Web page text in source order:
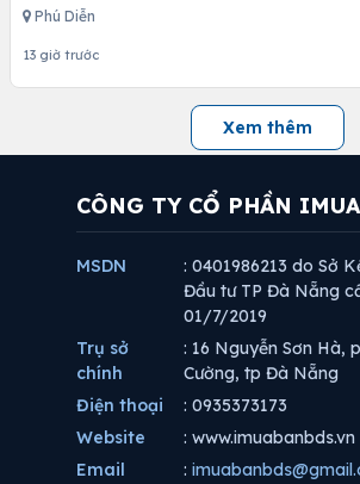
Phú Diễn
13 giờ trước
Xem thêm
CÔNG TY CỔ PHẦN
MSDN
: 0401986213 do Sở
Đầu tư TP Đà Nẵng
01/7/2019
Trụ sở
chính
: 16 Nguyễn Sơn Hà,
Cường, tp Đà Nẵng
Điện thoại
: 0935373173
Website
: www.imuabanbds.vn
Email
: